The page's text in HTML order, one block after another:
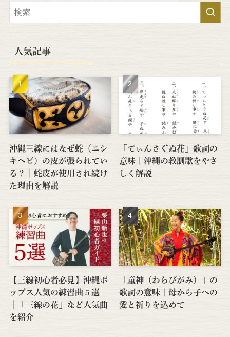
人気記事
沖縄三線にはなぜ蛇（ニシ
キヘビ）の皮が張られてい
る？│蛇皮が使用され続け
た理由を解説
「てぃんさぐぬ花」歌詞の
意味｜沖縄の教訓歌をやさ
しく解説
【三線初心者必見】沖縄ポ
ップス人気の練習曲５選
│「三線の花」など人気曲
を紹介
「童神（わらびがみ）」の
歌詞の意味｜母から子への
愛と祈りを込めて